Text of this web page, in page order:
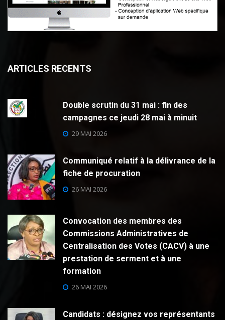
ARTICLES RECENTS
Double scrutin du 31 mai : fin des
campagnes ce jeudi 28 mai à minuit
29 MAI 2026
Communiqué relatif à la délivrance de la
fiche de procuration
26 MAI 2026
Convocation des membres des
Commissions Administratives de
Centralisation des Votes (CACV) à une
prestation de serment et à une
formation
26 MAI 2026
Candidats : désignez vos représentants